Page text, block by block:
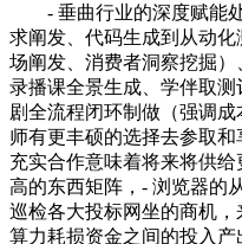
- 垂曲行业的深度赋能处
求阐发、代码生成到从动
场阐发、消费者洞察挖掘）
录播课全景生成、学伴取
剧全流程闭环制做（强调
师有更丰硕的选择去参取
充实合作意味着将来将供
高的东西矩阵，- 浏览器的
巡检各大投标网坐的商机
算力耗损资金之间的投入